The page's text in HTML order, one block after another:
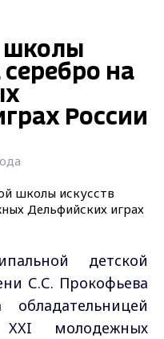
школы
серебро на
России
детской
С.С. Прокофьева
молодежных